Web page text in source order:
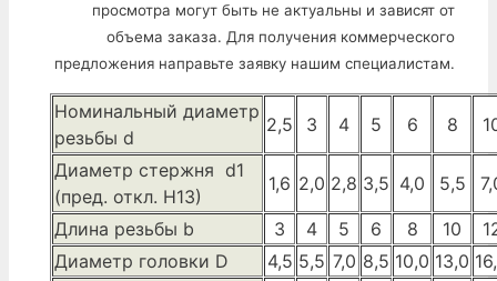
просмотра могут быть не актуальны и зависят от
объема заказа. Для получения коммерческого
предложения направьте заявку нашим специалистам.
Номинальный диаметр
резьбы d
2,5 3 4 5 6 8
Диаметр стержня d1
(пред. откл. H13)
1,6 2,0 2,8 3,5 4,0 5,5
Длина резьбы b 3 4 5 6 8 10
Диаметр головки D
4,5 5,5 7,0 8,5 10,0 13,0